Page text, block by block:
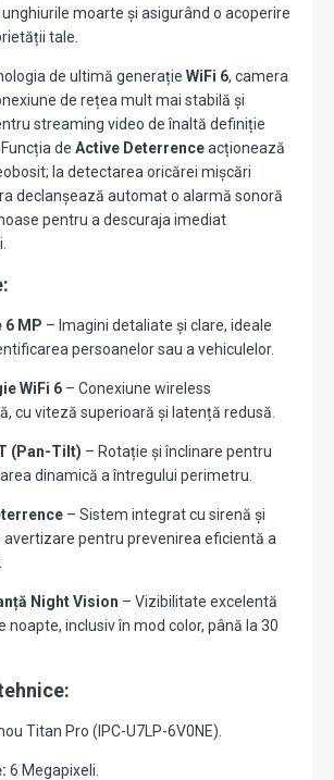
moarte și asigurând o acoperire
tale.
de ultimă generație WiFi 6, camera
de rețea mult mai stabilă și
streaming video de înaltă definiție
de Active Deterrenceacționează
la detectarea oricărei mișcări
declanșează automat o alarmă sonoră
pentru a descuraja imediat
6 MP – Imagini detaliate și clare, ideale
persoanelor sau a vehiculelor.
WiFi 6 – Conexiune wireless
cu viteză superioară și latență redusă.
(Pan-Tilt) – Rotație și înclinare pentru
dinamică a întregului perimetru.
– Sistem integrat cu sirenă și
avertizare pentru prevenirea eficientă a
Night Vision – Vizibilitate excelentă
noapte, inclusiv în mod color, până la 30
Titan Pro (IPC-U7LP-6V0NE).
6 Megapixeli.